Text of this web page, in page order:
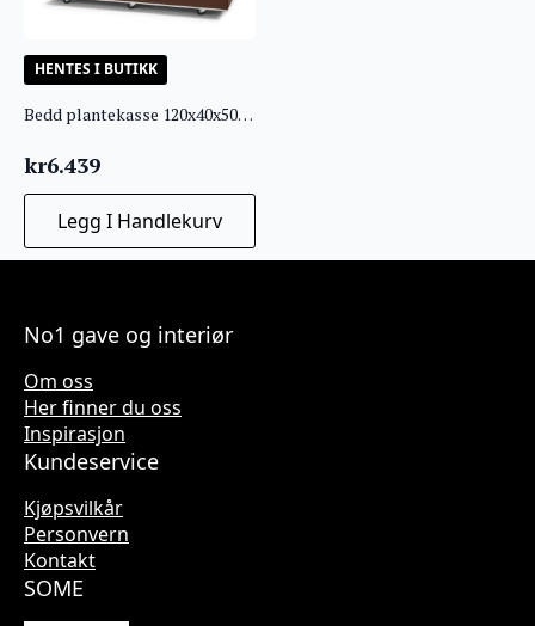
HENTES I BUTIKK
Bedd plantekasse 120x40x50 Rust
kr6.439
Legg I Handlekurv
No1 gave og interiør
Om oss
Her finner du oss
Inspirasjon
Kundeservice
Kjøpsvilkår
Personvern
Kontakt
SOME